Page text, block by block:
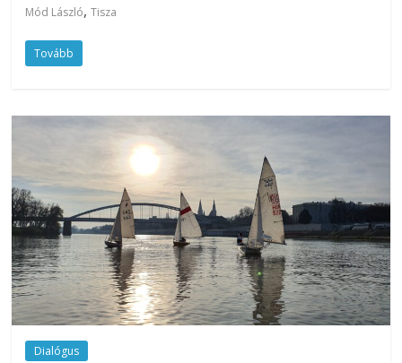
Mód László,Tisza
Tovább
Dialógus